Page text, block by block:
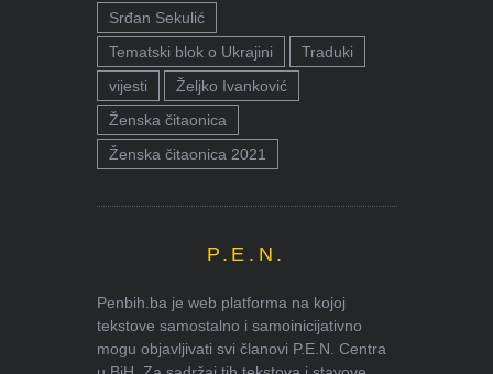
Srđan Sekulić
Tematski blok o Ukrajini
Traduki
vijesti
Željko Ivanković
Ženska čitaonica
Ženska čitaonica 2021
P.E.N.
Penbih.ba je web platforma na kojoj
tekstove samostalno i samoinicijativno
mogu objavljivati svi članovi P.E.N. Centra